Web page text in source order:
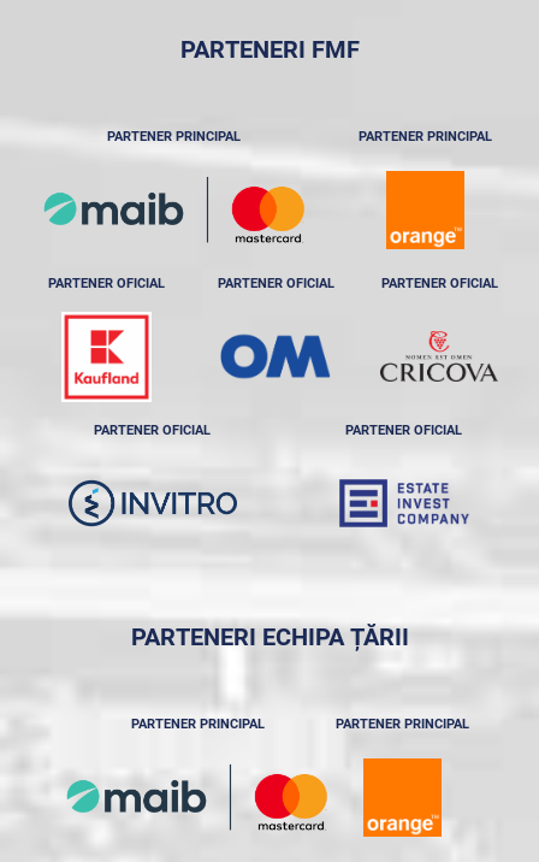
PARTENERI FMF
PARTENER PRINCIPAL PARTENER PRINCIPAL
PARTENER OFICIAL PARTENER OFICIAL PARTENER OFICIAL
PARTENER OFICIAL PARTENER OFICIAL
PARTENERI ECHIPA ȚĂRII
PARTENER PRINCIPAL PARTENER PRINCIPAL